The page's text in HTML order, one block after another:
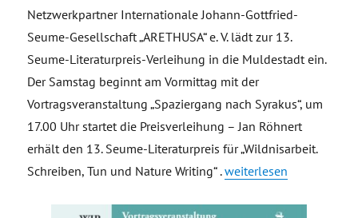
Netzwerkpartner Internationale Johann-Gottfried-
Seume-Gesellschaft „ARETHUSA“ e. V. lädt zur 13.
Seume-Literaturpreis-Verleihung in die Muldestadt ein.
Der Samstag beginnt am Vormittag mit der
Vortragsveranstaltung „Spaziergang nach Syrakus“, um
17.00 Uhr startet die Preisverleihung – Jan Röhnert
erhält den 13. Seume-Literaturpreis für „Wildnisarbeit.
Schreiben, Tun und Nature Writing“ .„Jan Röhnert erhält
weiterlesen